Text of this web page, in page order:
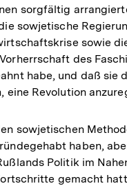
sorgfältig
sowjetische
sowie
des
habe, und daß sie
eine Revolution
sowjetischen
haben,
Politik im
gemacht